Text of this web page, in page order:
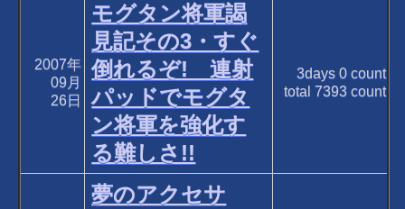
2007年
09月
26日
モグタン将軍謁
見記その3・すぐ
倒れるぞ! 連射
パッドでモグタ
ン将軍を強化す
る難しさ!!
3days 0count
total 7393count
夢のアクセサ